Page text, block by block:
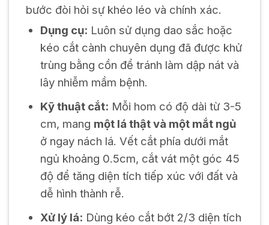
bước đòi hỏi sự khéo léo và chính xác.
Dụng cụ: Luôn sử dụng dao sắc hoặc
kéo cắt cành chuyên dụng đã được khử
trùng bằng cồn để tránh làm dập nát và
lây nhiễm mầm bệnh.
Kỹ thuật cắt: Mỗi hom có độ dài từ 3-5
cm, mang một lá thật và một mắt ngủ
ở ngay nách lá. Vết cắt phía dưới mắt
ngủ khoảng 0.5cm, cắt vát một góc 45
độ để tăng diện tích tiếp xúc với đất và
dễ hình thành rễ.
Xử lý lá: Dùng kéo cắt bớt 2/3 diện tích